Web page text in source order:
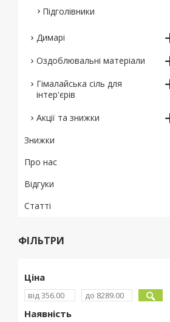
Підголівники
Димарі
Оздоблювальні матеріали
Гімалайська сіль для
інтер'єрів
Акції та знижки
Знижки
Про нас
Відгуки
Статті
ФІЛЬТРИ
Ціна
Наявність